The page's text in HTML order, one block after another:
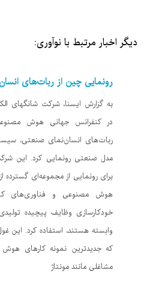
دیگر اخبار مرتبط با نوآوری:
رونمایی چین از ربات‌های
مدل صنعتی رونمایی کرد. این
برای رونمایی از مجموعه‌ای گسترده
هوش مصنوعی و فناوری‌های
خودکارسازی وظایف پیچیده
وابسته هستند، استفاده کرد. این
که جدیدترین نمونه کارهای
مشاغلی مانند مونتاژ